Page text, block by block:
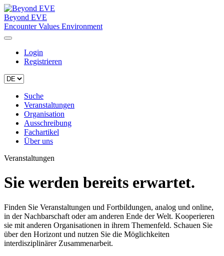
Beyond EVE
Encounter Values Environment
Login
Registrieren
Suche
Veranstaltungen
Organisation
Ausschreibung
Fachartikel
Über uns
Veranstaltungen
Sie werden bereits erwartet.
Finden Sie Veranstaltungen und Fortbildungen, analog und online,
in der Nachbarschaft oder am anderen Ende der Welt. Kooperieren
sie mit anderen Organisationen in ihrem Themenfeld. Schauen Sie
über den Horizont und nutzen Sie die Möglichkeiten
interdisziplinärer Zusammenarbeit.